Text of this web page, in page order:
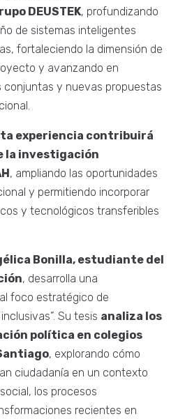
DEUSTEK, profundizando
de sistemas inteligentes
fortaleciendo la dimensión de
y avanzando en
y nuevas propuestas
experiencia contribuirá
la investigación
, ampliando las oportunidades
y permitiendo incorporar
y tecnológicos transferibles
Bonilla, estudiante del
, desarrolla una
foco estratégico de
Su tesis analiza los
política en colegios
, explorando cómo
ciudadanía en un contexto
los procesos
recientes en